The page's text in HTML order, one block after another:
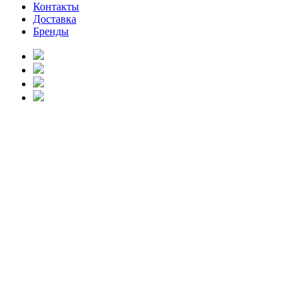
Контакты
Доставка
Бренды